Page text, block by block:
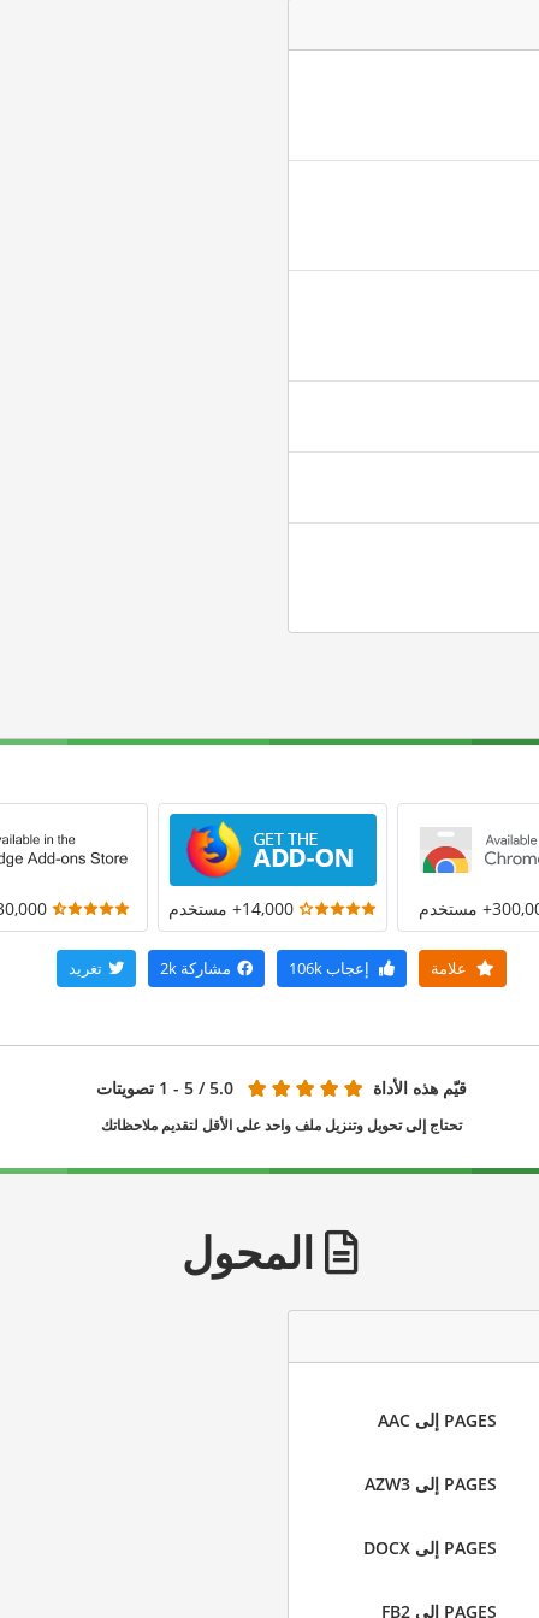
مستخدم 14,000+ مستخدم 30,000+
علامة إعجاب مشاركة 2k تغريد
قيّم هذه الأداة 5.0 / 5 - 1 تصويتات
تحتاج إلى تحويل وتنزيل ملف واحد على الأقل لتقديم ملاحظاتك
المحول
PAGES إلى AAC
PAGES إلى AZW3
PAGES إلى DOCX
PAGES إلى FB2